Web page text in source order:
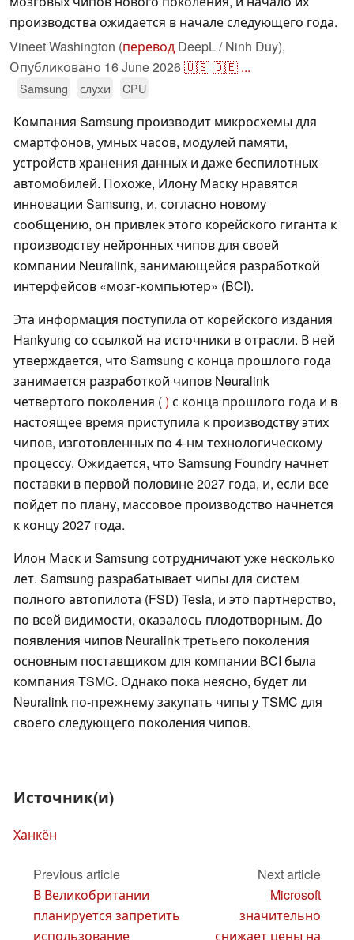
производства ожидается в начале следующего года.
Vineet Washington (перевод DeepL / Ninh Duy),
Опубликовано 16 June 2026🇺🇸🇩🇪 ...
Samsung слухи CPU
Компания Samsung производит микросхемы для
смартфонов, умных часов, модулей памяти,
устройств хранения данных и даже беспилотных
автомобилей. Похоже, Илону Маску нравятся
инновации Samsung, и, согласно новому
сообщению, он привлек этого корейского гиганта к
производству нейронных чипов для своей
компании Neuralink, занимающейся разработкой
интерфейсов «мозг-компьютер» (BCI).
Эта информация поступила от корейского издания
Hankyung со ссылкой на источники в отрасли. В ней
утверждается, что Samsung с конца прошлого года
занимается разработкой чипов Neuralink
четвертого поколения () с конца прошлого года и в
настоящее время приступила к производству этих
чипов, изготовленных по 4-нм технологическому
процессу. Ожидается, что Samsung Foundry начнет
поставки в первой половине 2027 года, и, если все
пойдет по плану, массовое производство начнется
к концу 2027 года.
Илон Маск и Samsung сотрудничают уже несколько
лет. Samsung разрабатывает чипы для систем
полного автопилота (FSD) Tesla, и это партнерство,
по всей видимости, оказалось плодотворным. До
появления чипов Neuralink третьего поколения
основным поставщиком для компании BCI была
компания TSMC. Однако пока неясно, будет ли
Neuralink по-прежнему закупать чипы у TSMC для
своего следующего поколения чипов.
Источник(и)
Ханкён
Previous article
В Великобритании
планируется запретить
использование
Next article
Microsoft
значительно
снижает цены на